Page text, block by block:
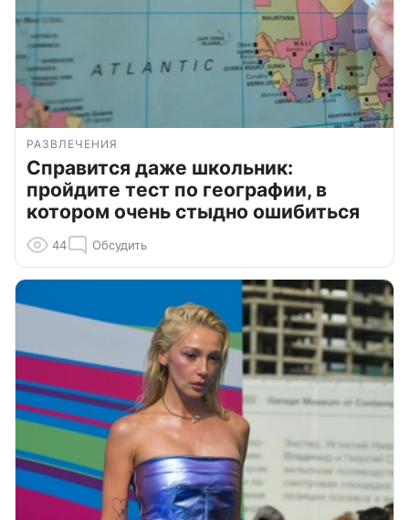
РАЗВЛЕЧЕНИЯ
Справится даже школьник:
пройдите тест по географии, в
котором очень стыдно ошибиться
44 Обсудить